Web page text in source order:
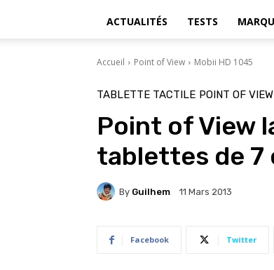
ACTUALITÉS TESTS
Accueil Point of View Mobii HD 1045
TABLETTE TACTILE POINT OF VIEW
Point of View
tablettes de 7
By Guilhem 11 Mars 2013
Facebook Twitter